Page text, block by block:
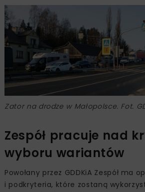
Zator na drodze w Małopolsce. Fot.
Zespół pracuje nad
wyboru wariantów
Powołany przez GDDKiA Zespół ma
i podkryteria, które zostaną